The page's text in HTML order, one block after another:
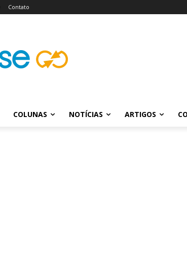
Contato
COLUNAS NOTÍCIAS ARTIGOS